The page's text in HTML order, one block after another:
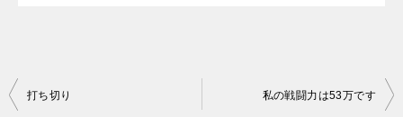
投
打ち切り 私の戦闘力は53万です